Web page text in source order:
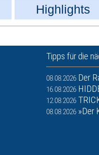
Highlights
Tipps für die
08.08.2026 Der
16.08.2026
12.08.2026
08.08.2026 »Der